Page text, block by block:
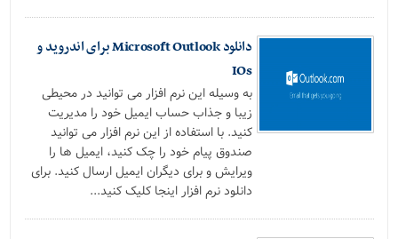
دانلود Microsoft Outlook برای اندروید و
IOs
به وسیله این نرم افزار می توانید در محیطی
زیبا و جذاب حساب ایمیل خود را مدیریت
کنید. با استفاده از این نرم افزار می توانید
صندوق پیام خود را چک کنید، ایمیل ها را
ویرایش و برای دیگران ایمیل ارسال کنید. برای
دانلود نرم افزار اینجا کلیک کنید...